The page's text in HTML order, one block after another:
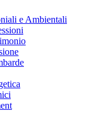
e Ambientali